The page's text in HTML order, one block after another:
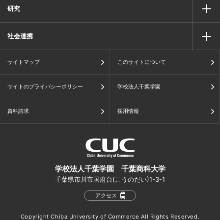
研究
社会連携
サイトマップ このサイトについて
サイトのプライバシーポリシー 学校法人千葉学園
資料請求 採用情報
学校法人千葉学園 千葉商科大学
千葉県市川市国府台(こうのだい)1-3-1
アクセス
Copyright Chiba University of Commerce All Rights Reserved.